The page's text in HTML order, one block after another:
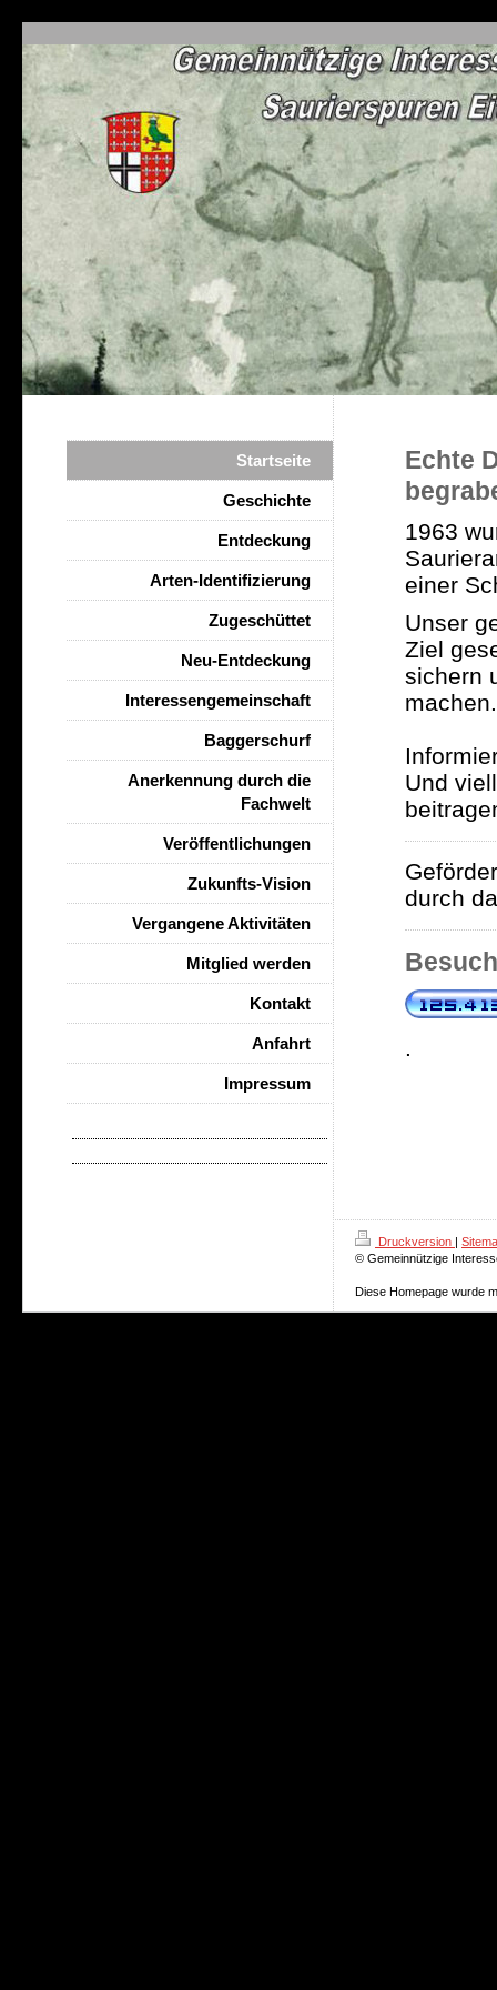
Echte
1963
einer
Unser
Ziel
sichern
machen.
Und
durch
.
Startseite
Geschichte
Entdeckung
Arten-Identifizierung
Zugeschüttet
Neu-Entdeckung
Interessengemeinschaft
Baggerschurf
Anerkennung durch die
Fachwelt
Veröffentlichungen
Zukunfts-Vision
Vergangene Aktivitäten
Mitglied werden
Kontakt
Anfahrt
Impressum
Druckversion |
© Gemeinnützige
Diese Homepage wurde